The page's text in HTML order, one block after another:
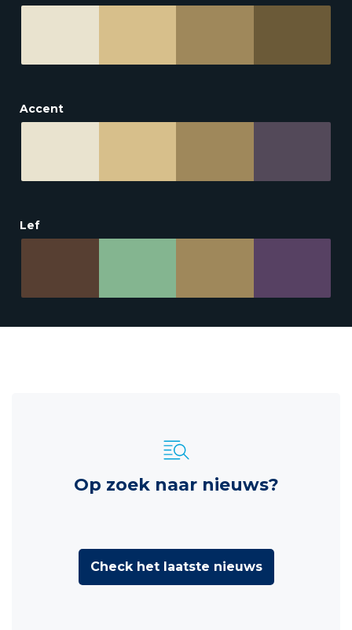
Accent
Lef
Op zoek naar nieuws?
Check het laatste nieuws